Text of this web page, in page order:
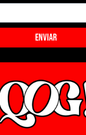
Enviar